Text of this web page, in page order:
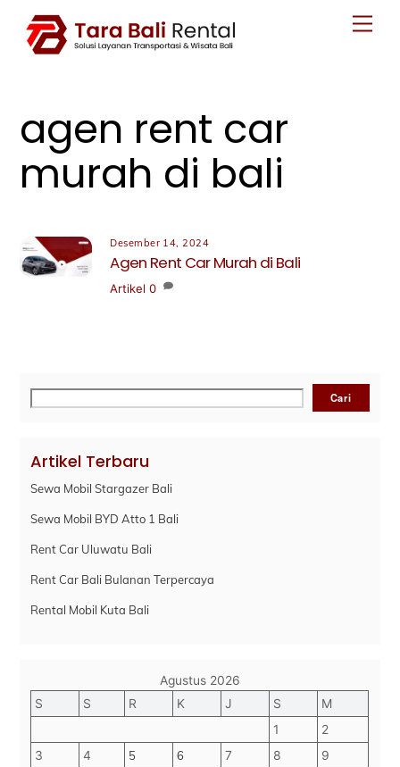
content
agen rent car
murah di bali
Desember 14, 2024
Agen Rent Car Murah di Bali
Artikel 0
Cari Cari
Artikel Terbaru
Sewa Mobil Stargazer Bali
Sewa Mobil BYD Atto 1 Bali
Rent Car Uluwatu Bali
Rent Car Bali Bulanan Terpercaya
Rental Mobil Kuta Bali
Agustus 2026
S
S R K J S
M
1
2
3
4 5 6 7 8
9